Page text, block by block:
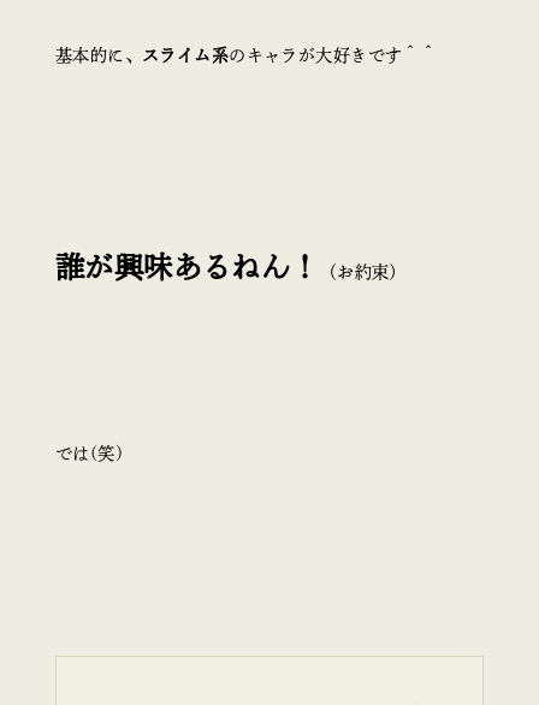
基本的に、 スライム系のキャラが大好きです＾＾
誰が興味あるねん！ （お約束）
では(笑)